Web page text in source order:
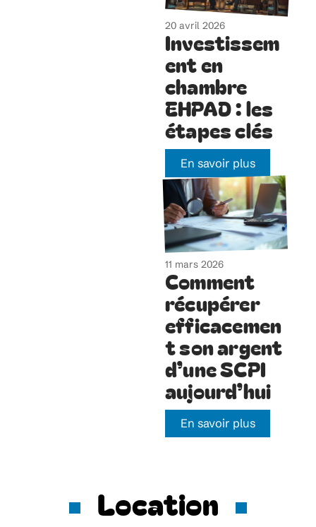
20 avril 2026
Investissem
ent en
chambre
EHPAD : les
étapes clés
En savoir plus
11 mars 2026
Comment
récupérer
efficacemen
t son argent
d’une SCPI
aujourd’hui
En savoir plus
Location